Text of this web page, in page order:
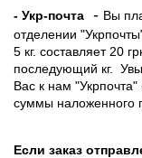
- Укр-почта
- Вы
отделении
5 кг. составляет 20
последующий кг.
Вас к нам
суммы наложенного
Если заказ